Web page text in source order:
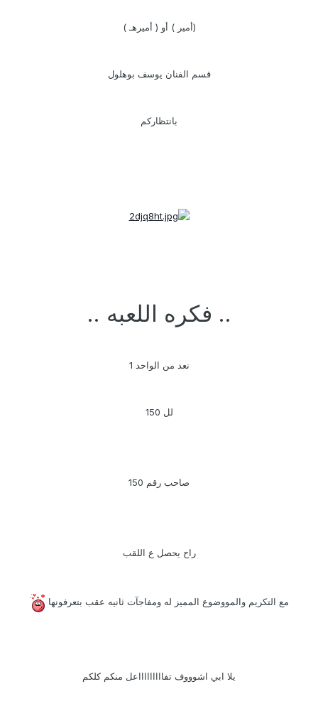
(أمير ) أو ( أميرهـ )
قسم الفنان يوسف بوهلول
بانتظاركم
.. فكره اللعبه ..
نعد من الواحد 1
لل 150
صاحب رقم 150
راح يحصل ع اللقب
مع التكريم والمووضوع المميز له ومفاجآت ثانيه عقب بتعرفونها
يلا ابي اشوووف تفاااااااااعل منكم كلكم